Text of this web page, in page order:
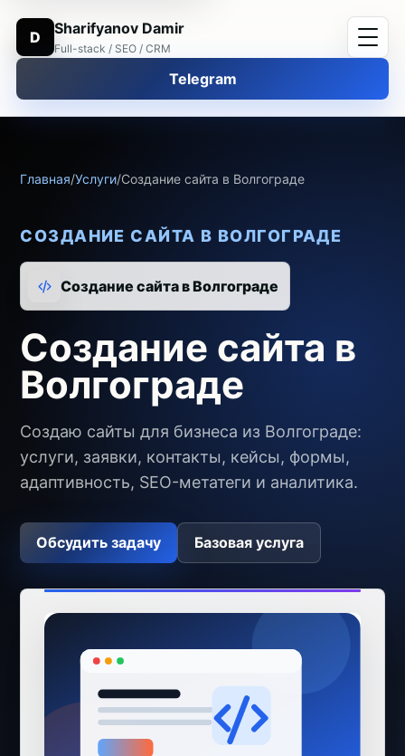
D Sharifyanov Damir
Full-stack / SEO / CRM
Telegram
Главная/Услуги/Создание сайта в Волгограде
СОЗДАНИЕ САЙТА В ВОЛГОГРАДЕ
Создание сайта в Волгограде
Создание сайта в
Волгограде
Создаю сайты для бизнеса из Волгограде:
услуги, заявки, контакты, кейсы, формы,
адаптивность, SEO-метатеги и аналитика.
Обсудить задачу Базовая услуга